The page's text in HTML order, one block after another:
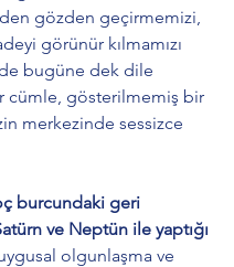
gözden geçirmemizi,
görünür kılmamızı
bugüne dek dile
cümle, gösterilmemiş bir
merkezinde sessizce
burcundaki geri
ve Neptün ile yaptığı
olgunlaşma ve